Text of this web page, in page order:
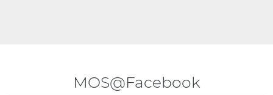
MOS@Facebook